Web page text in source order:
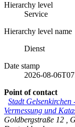
Hierarchy level
Service
Hierarchy level name
Dienst
Date stamp
2026-08-
Point of contact
Stadt Gelsenkirchen
Vermessung und
Goldbergstraße 12